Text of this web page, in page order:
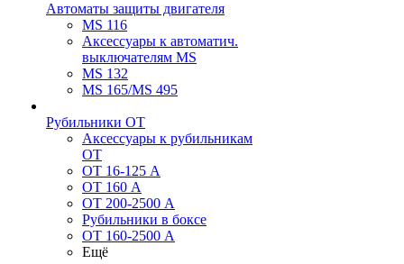
Автоматы защиты двигателя
MS 116
Аксессуары к автоматич.
выключателям MS
MS 132
MS 165/MS 495
Рубильники ОТ
Аксессуары к рубильникам
OT
OT 16-125 А
OT 160 А
OT 200-2500 А
Рубильники в боксе
OT 160-2500 А
Ещё